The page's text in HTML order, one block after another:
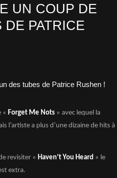
UN COUP DE
DE PATRICE
« Forget Me Nots » avec lequel la
l’artiste a plus d’une dizaine de hits à
revisiter « Haven’t You Heard » le
extra.